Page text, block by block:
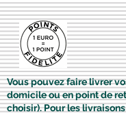
Vous pouvez faire livrer
domicile ou en point de
choisir). Pour les